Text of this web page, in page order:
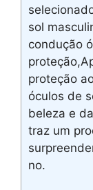
sol
condução
proteção
óculos de
beleza e
traz um
no.